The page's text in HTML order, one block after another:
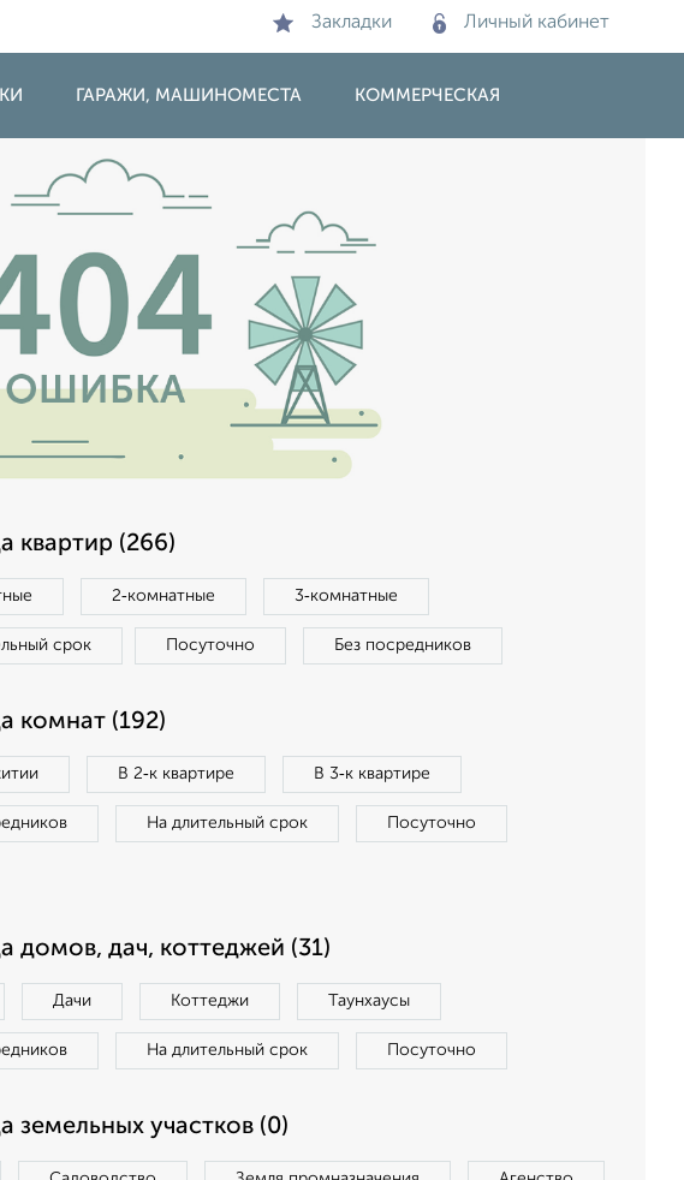
Закладки Личный кабинет
ГАРАЖИ, МАШИНОМЕСТА КОММЕРЧЕСКАЯ
квартир (266)
2‑комнатные 3‑комнатные
срок Посуточно Без посредников
комнат (192)
В 2‑к квартире В 3‑к квартире
На длительный срок Посуточно
домов, дач, коттеджей (31)
Дачи Коттеджи Таунхаусы
На длительный срок Посуточно
земельных участков (0)